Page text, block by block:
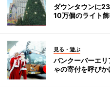
ダウンタウンに
10万個のライト
見る・遊ぶ
バンクーバーエ
ゃの寄付を呼びか